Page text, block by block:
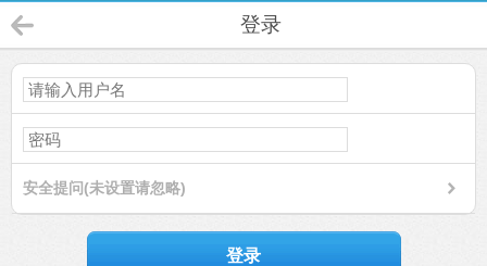
登录
安全提问(未设置请忽略)
登录